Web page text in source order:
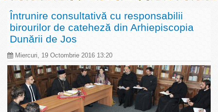
Întrunire consultativă cu responsabilii
birourilor de cateheză din Arhiepiscopia
Dunării de Jos
Miercuri, 19 Octombrie 2016 13:20